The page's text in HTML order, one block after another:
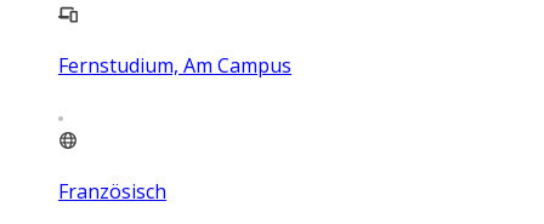
Fernstudium, Am Campus
Französisch